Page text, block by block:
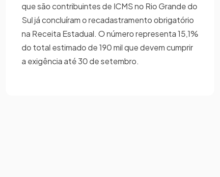
que são contribuintes de ICMS no Rio Grande do
Sul já concluíram o recadastramento obrigatório
na Receita Estadual. O número representa 15,1%
do total estimado de 190 mil que devem cumprir
a exigência até 30 de setembro.